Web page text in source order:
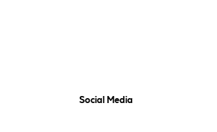
Social Media